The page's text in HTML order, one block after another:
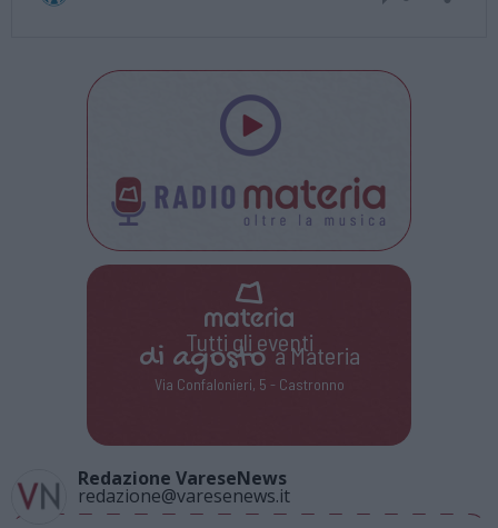
Tutti gli eventi
di agostoa Materia
Via Confalonieri, 5 - Castronno
Redazione VareseNews
redazione@varesenews.it